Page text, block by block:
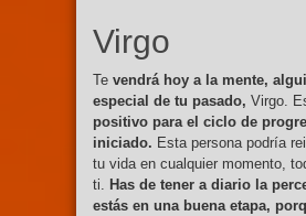
Virgo
Te vendrá hoy a la mente,
especial de tu pasado, Virgo.
positivo para el ciclo de
iniciado. Esta persona podría
tu vida en cualquier momento,
ti. Has de tener a diario la
estás en una buena etapa,